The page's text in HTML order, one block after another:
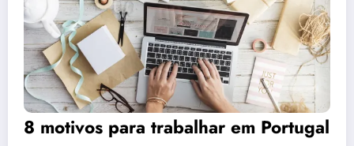
8 motivos para trabalhar em Portugal